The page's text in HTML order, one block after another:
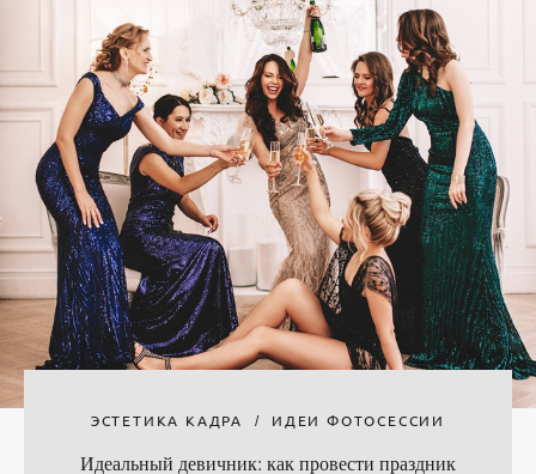
ЭСТЕТИКА КАДРА ИДЕИ ФОТОСЕССИИ
Идеальный девичник: как провести праздник